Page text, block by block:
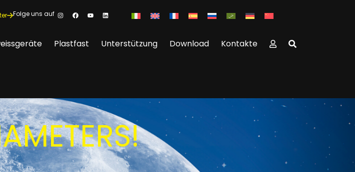
Folge uns auf
Plastfast Unterstützung Download Kontakte